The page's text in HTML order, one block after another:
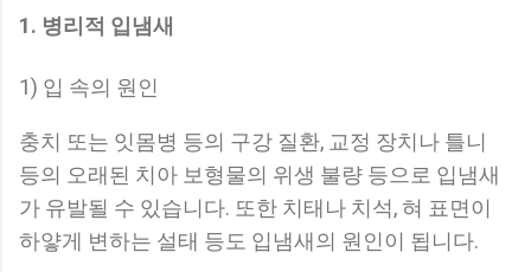
1. 병리적 입냄새
1) 입 속의 원인
충치 또는 잇몸병 등의 구강 질환, 교정 장치나 틀니
등의 오래된 치아 보형물의 위생 불량 등으로 입냄새
가 유발될 수 있습니다. 또한 치태나 치석, 혀 표면이
하얗게 변하는 설태 등도 입냄새의 원인이 됩니다.